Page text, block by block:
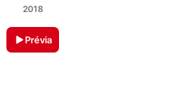
2018
Prévia